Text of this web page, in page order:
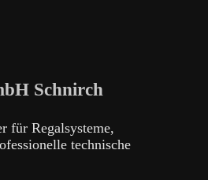
Schnirch
für Regalsysteme,
technische